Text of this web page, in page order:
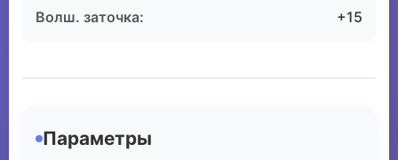
Волш. заточка: +15
Параметры